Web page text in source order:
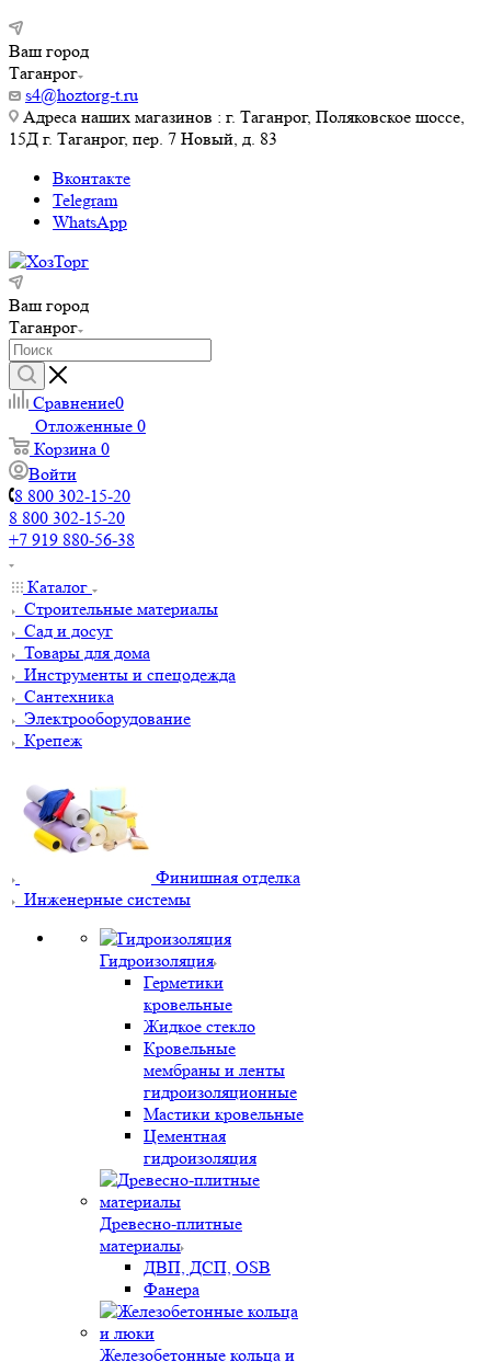
Ваш город
Таганрог
s4@hoztorg-t.ru
Адреса наших магазинов : г. Таганрог, Поляковское шоссе,
15Д г. Таганрог, пер. 7 Новый, д. 83
Вконтакте
Telegram
WhatsApp
Ваш город
Таганрог
Сравнение0
Отложенные 0
Корзина 0
Войти
8 800 302-15-20
8 800 302-15-20
+7 919 880-56-38
Каталог
Строительные материалы
Сад и досуг
Товары для дома
Инструменты и спецодежда
Сантехника
Электрооборудование
Крепеж
Финишная отделка
Инженерные системы
Гидроизоляция
Герметики
кровельные
Жидкое стекло
Кровельные
мембраны и ленты
гидроизоляционные
Мастики кровельные
Цементная
гидроизоляция
Древесно-плитные
материалы
ДВП, ДСП, OSB
Фанера
Железобетонные кольца и